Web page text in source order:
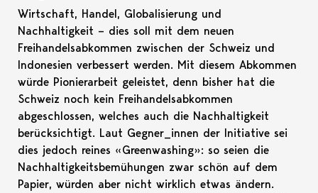
Wirtschaft, Handel, Globalisierung und
Nachhaltigkeit – dies soll mit dem neuen
Freihandelsabkommen zwischen der Schweiz und
Indonesien verbessert werden. Mit diesem Abkommen
würde Pionierarbeit geleistet, denn bisher hat die
Schweiz noch kein Freihandelsabkommen
abgeschlossen, welches auch die Nachhaltigkeit
berücksichtigt. Laut Gegner_innen der Initiative sei
dies jedoch reines «Greenwashing»: so seien die
Nachhaltigkeitsbemühungen zwar schön auf dem
Papier, würden aber nicht wirklich etwas ändern.